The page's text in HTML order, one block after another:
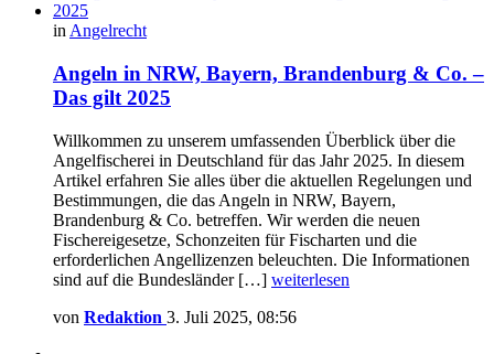
in Angelrecht
Angeln in NRW, Bayern, Brandenburg & Co. –
Das gilt 2025
Willkommen zu unserem umfassenden Überblick über die
Angelfischerei in Deutschland für das Jahr 2025. In diesem
Artikel erfahren Sie alles über die aktuellen Regelungen und
Bestimmungen, die das Angeln in NRW, Bayern,
Brandenburg & Co. betreffen. Wir werden die neuen
Fischereigesetze, Schonzeiten für Fischarten und die
erforderlichen Angellizenzen beleuchten. Die Informationen
sind auf die Bundesländer […] weiterlesen
von Redaktion 3. Juli 2025, 08:56